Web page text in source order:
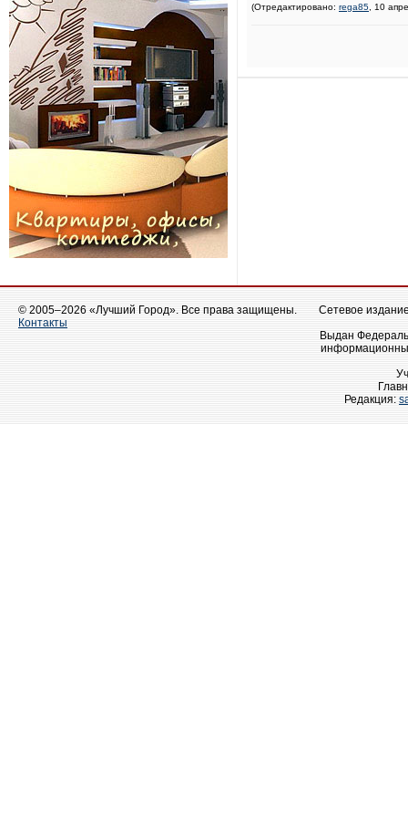
(Отредактировано: rega85 , 10
© 2005–2026 «Лучший Город». Все права защищены.
Контакты
Сетевое
Выдан
Редакция: